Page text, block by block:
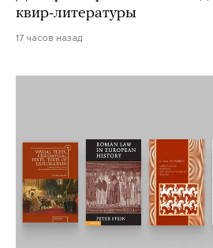
квир-литературы
17 часов назад